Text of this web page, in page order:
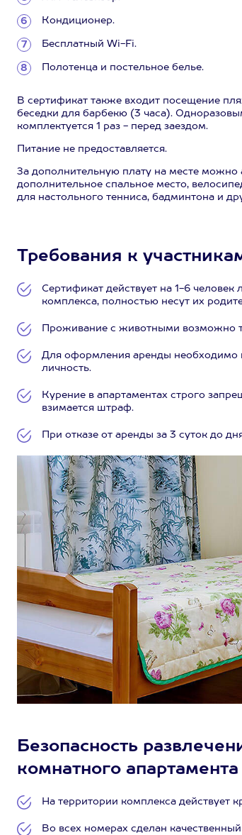
Кондиционер.
Бесплатный Wi-Fi.
Полотенца и постельное белье.
В сертификат также входит посещение
беседки для барбекю (3 часа).
комплектуется 1 раз - перед заездом.
Питание не предоставляется.
За дополнительную плату на месте можно
дополнительное спальное место,
для настольного тенниса, бадминтона и
Требования к
Сертификат действует на 1-6 человек
комплекса, полностью несут их
Проживание с животными возможно
Для оформления аренды необходимо
личность.
Курение в апартаментах строго
взимается штраф.
При отказе от аренды за 3 суток до
Безопасность
комнатного
На территории комплекса действует
Во всех номерах сделан